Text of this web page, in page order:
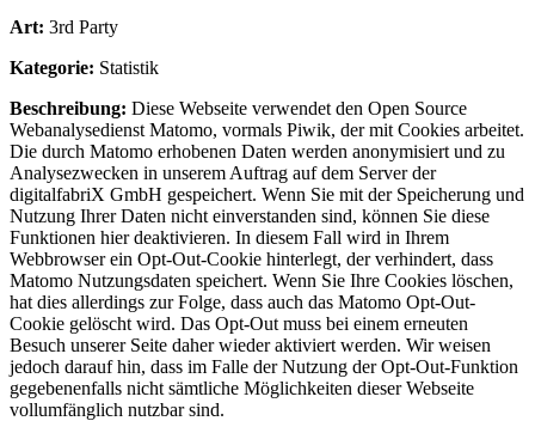
Art: 3rd Party
Kategorie: Statistik
Beschreibung: Diese Webseite verwendet den Open Source
Webanalysedienst Matomo, vormals Piwik, der mit Cookies arbeitet.
Die durch Matomo erhobenen Daten werden anonymisiert und zu
Analysezwecken in unserem Auftrag auf dem Server der
digitalfabriX GmbH gespeichert. Wenn Sie mit der Speicherung und
Nutzung Ihrer Daten nicht einverstanden sind, können Sie diese
Funktionen hier deaktivieren. In diesem Fall wird in Ihrem
Webbrowser ein Opt-Out-Cookie hinterlegt, der verhindert, dass
Matomo Nutzungsdaten speichert. Wenn Sie Ihre Cookies löschen,
hat dies allerdings zur Folge, dass auch das Matomo Opt-Out-
Cookie gelöscht wird. Das Opt-Out muss bei einem erneuten
Besuch unserer Seite daher wieder aktiviert werden. Wir weisen
jedoch darauf hin, dass im Falle der Nutzung der Opt-Out-Funktion
gegebenenfalls nicht sämtliche Möglichkeiten dieser Webseite
vollumfänglich nutzbar sind.